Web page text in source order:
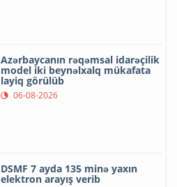
Azərbaycanın rəqəmsal idarəçilik
model iki beynəlxalq mükafata
layiq görülüb
06-08-2026
DSMF 7 ayda 135 minə yaxın
elektron arayış verib